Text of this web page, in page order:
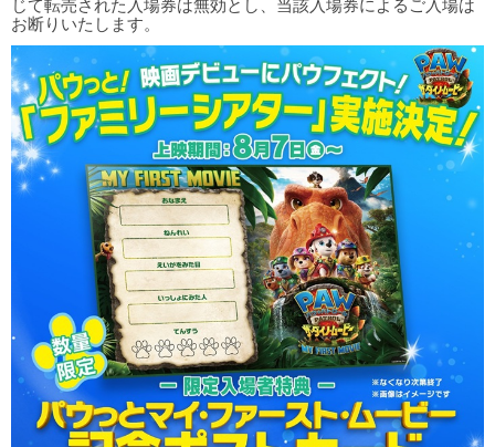
じて転売された入場券は無効とし、当該入場券によるご入場は
お断りいたします。